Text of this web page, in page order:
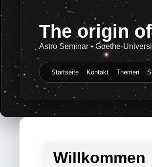
Das
Kosmische Partikel-Strahlung •
The origin
Astro Seminar • Goethe-
Startseite Kontakt Themen
Willkommen